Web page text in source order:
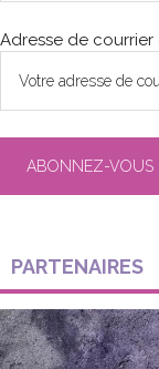
Adresse de
PARTENAIRES